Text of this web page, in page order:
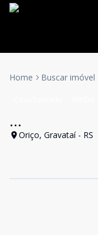
Home Buscar imóvel
...
Oriço, Gravataí - RS